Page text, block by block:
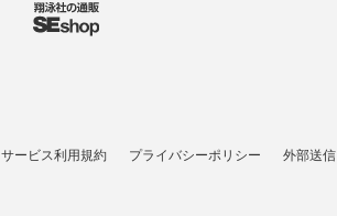
サービス利用規約 プライバシーポリシー 外部送信